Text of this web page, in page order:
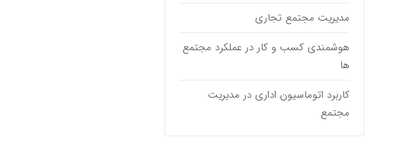
مدیریت مجتمع تجاری
هوشمندی کسب و کار در عملکرد مجتمع
ها
کاربرد اتوماسیون اداری در مدیریت
مجتمع